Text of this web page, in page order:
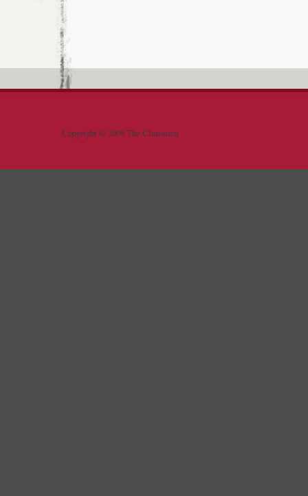
Copyright © 2009 The Clansmen